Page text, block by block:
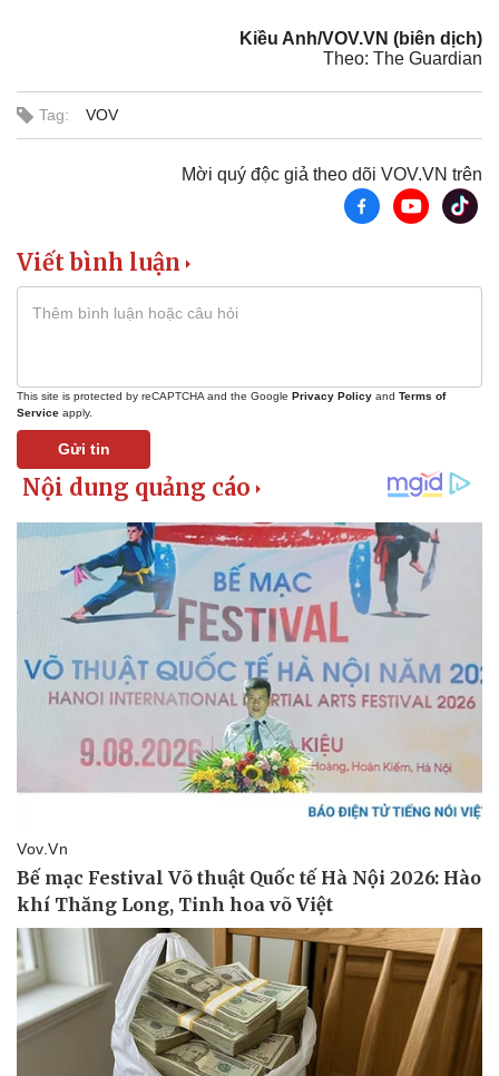
Thông tin doanh nghiệp
Vì cộng đồng
Sành điệu
Tin Công nghệ
Sức khỏe
Dinh dưỡng - món ngon
Đời sống
Nhà đẹp
Blog
Kiều Anh/VOV.VN (biên dịch)
Theo: The Guardian
Tag: VOV
Mời quý độc giả theo dõi VOV.VN trên
Viết bình luận
This site is protected by reCAPTCHA and the Google Privacy Policy and Terms of
Service apply.
Gửi tin